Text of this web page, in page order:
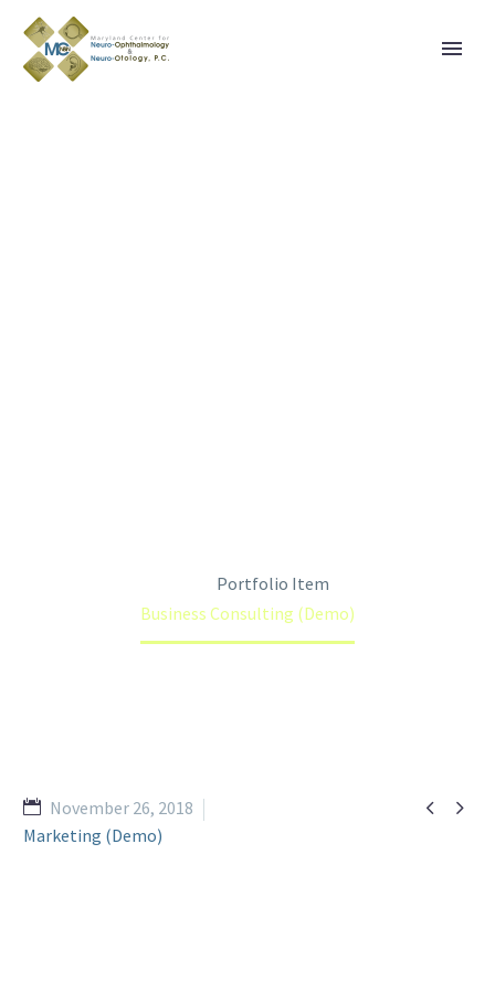
Portfolio Item
Business Consulting (Demo)
 
November 26, 2018
Marketing (Demo)